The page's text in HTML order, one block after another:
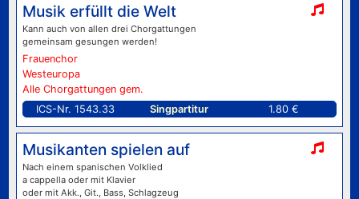
Musik erfüllt die Welt
Kann auch von allen drei Chorgattungen
gemeinsam gesungen werden!
Frauenchor
Westeuropa
Alle Chorgattungen gem.
ICS-Nr. 1543.33
Singpartitur 1.80 €
Musikanten spielen auf
Nach einem spanischen Volklied
a cappella oder mit Klavier
oder mit Akk., Git., Bass, Schlagzeug